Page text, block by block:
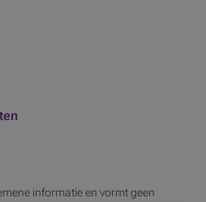
informatie en vormt geen